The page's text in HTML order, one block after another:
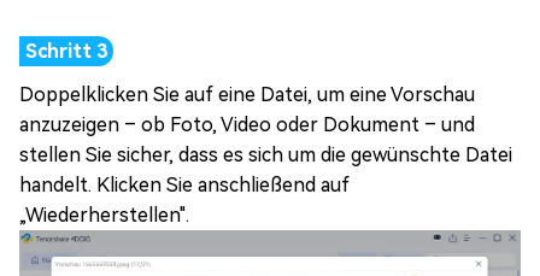
Doppelklicken Sie auf eine Datei, um eine Vorschau
anzuzeigen – ob Foto, Video oder Dokument – und
stellen Sie sicher, dass es sich um die gewünschte Datei
handelt. Klicken Sie anschließend auf
„Wiederherstellen".